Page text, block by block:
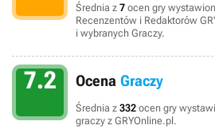
Średnia z 7 ocen gry
Recenzentów i Redaktorów
i wybranych Graczy.
7.2 Ocena Graczy
Średnia z 332 ocen gry
graczy z GRYOnline.pl.